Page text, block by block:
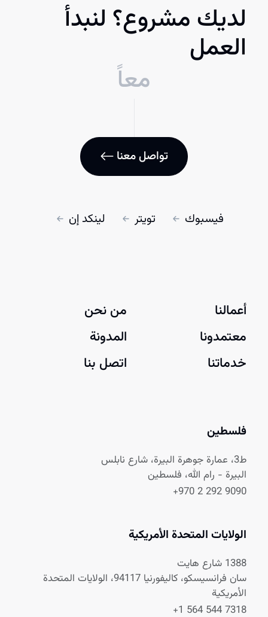
لديك مشروع؟ لنبدأ
العمل
معاً
تواصل معنا
فيسبوك تويتر لينكد إن
أعمالنا
معتمدونا
خدماتنا
من نحن
المدونة
اتصل بنا
فلسطين
ط3، عمارة جوهرة البيرة، شارع نابلس
البيرة - رام الله، فلسطين
+970 2 292 9090
الولايات المتحدة الأمريكية
1388 شارع هايت
سان فرانسيسكو، كاليفورنيا 94117، الولايات المتحدة
الأمريكية
+1 564 544 7318